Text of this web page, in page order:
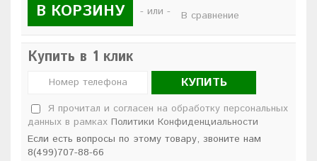
В КОРЗИНУ - или - В сравнение
Купить в 1 клик
КУПИТЬ
Я прочитал и согласен на обработку персональных
данных в рамках Политики Конфиденциальности
Если есть вопросы по этому товару, звоните нам
8(499)707-88-66